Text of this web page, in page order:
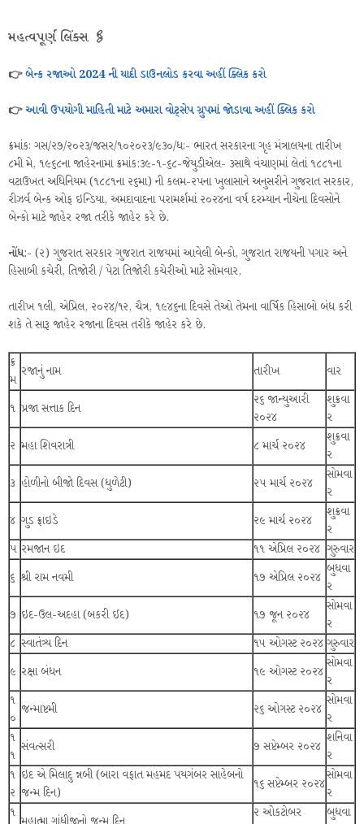
મહત્વપૂર્ણ લિંક્સ 🖇️
👉બેન્ક રજાઓ 2024 ની યાદી ડાઉનલોડ કરવા અહીં ક્લિક કરો
👉આવી ઉપયોગી માહિતી માટે અમારા વોટ્સેપ ગ્રુપમાં જોડાવા અહીં ક્લિક કરો
ક્રમાંકઃ ગસ/૨૭/૨૦૨૩/જસર/૧૦૨૦૨૩/૯૩૦/ધઃ- ભારત સરકારના ગૃહ મંત્રાલયના તારીખ
૮મી મે, ૧૯૬૮ના જાહેરનામા ક્રમાંક:૩૯-૧-૬૮-જેયુડીએલ- ૩સાથે વંચાણમાં લેતાં ૧૮૮૧ના
વટાઉખત અધિનિયમ (૧૮૮૧ના ૨૬મા) ની કલમ-૨પના ખુલાસાને અનુસરીને ગુજરાત સરકાર,
રીઝર્વ બેન્ક ઓફ ઇન્ડિયા, અમદાવાદના પરામર્શમાં ૨૦૨૪ના વર્ષ દરમ્યાન નીચેના દિવસોને
બેન્કો માટે જાહેર રજા તરીકે જાહેર કરે છે.
નોંધ:- (૨) ગુજરાત સરકાર ગુજરાત રાજયમાં આવેલી બેન્કો, ગુજરાત રાજયની પગાર અને
હિસાબી કચેરી, તિજોરી / પેટા તિજોરી કચેરીઓ માટે સોમવાર,
તારીખ ૧લી, એપ્રિલ, ૨૦૨૪/૧૨, ચૈત્ર, ૧૯૪૬ના દિવસે તેઓ તેમના વાર્ષિક હિસાબો બંધ કરી
શકે તે સારૂ જાહેર રજાના દિવસ તરીકે જાહેર કરે છે.
ક્ર
મ
રજાનું નામ તારીખ વાર
૧ પ્રજા સત્તાક દિન
૨૬ જાન્યુઆરી
૨૦૨૪
શુક્રવા
ર
૨ મહા શિવરાત્રી ૮ માર્ચ ૨૦૨૪
શુક્રવા
ર
૩ હોળીનો બીજો દિવસ (ધુળેટી) ૨૫ માર્ચ ૨૦૨૪
સોમવા
ર
૪ ગુડ ફ્રાઇડે ૨૯ માર્ચ ૨૦૨૪
શુક્રવા
ર
૫ રમજાન ઇદ ૧૧ એપ્રિલ ૨૦૨૪ ગુરુવાર
૬ શ્રી રામ નવમી ૧૭ એપ્રિલ ૨૦૨૪
બુધવા
ર
૭ ઇદ-ઉલ-અદહા (બકરી ઈદ) ૧૭ જૂન ૨૦૨૪
સોમવા
ર
૮ સ્વાતંત્ર્ય દિન ૧૫ ઓગસ્ટ ૨૦૨૪ ગુરુવાર
૯ રક્ષા બંધન ૧૯ ઓગસ્ટ ૨૦૨૪
સોમવા
ર
૧
૦
જન્માષ્ટમી ૨૬ ઓગસ્ટ ૨૦૨૪
સોમવા
ર
૧
૧
સંવત્સરી ૭ સપ્ટેમ્બર ૨૦૨૪
શનિવા
ર
૧
૨
ઇદ એ મિલાદુ ન્નબી (બારા વફાત મહમદ પયગંબર સાહેબનો
જન્મ દિન)
૧૬ સપ્ટેમ્બર ૨૦૨૪
સોમવા
ર
૧
૨ ઓકટોબર
બુધવા